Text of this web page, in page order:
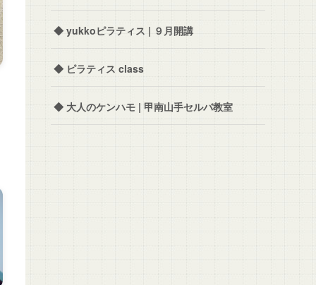
◆ yukkoピラティス | ９月開講
◆ ピラティス class
◆ 大人のケンハモ | 甲南山手セルバ教室